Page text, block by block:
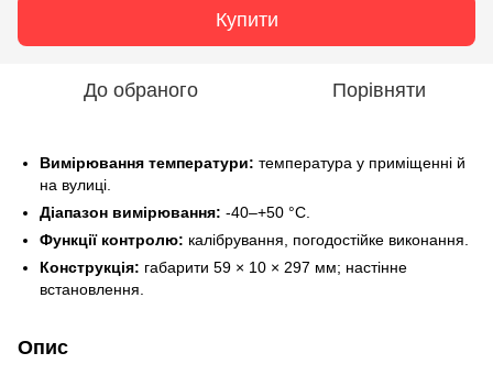
Купити
До обраного Порівняти
Вимірювання температури: температура у приміщенні й
на вулиці.
Діапазон вимірювання: -40–+50 °C.
Функції контролю: калібрування, погодостійке виконання.
Конструкція: габарити 59 × 10 × 297 мм; настінне
встановлення.
Опис